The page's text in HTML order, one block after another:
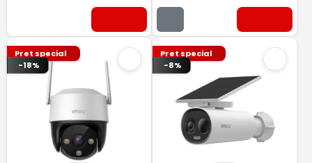
Pret special
-18%
Pret special
-8%